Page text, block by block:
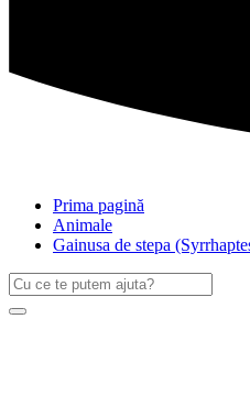
Prima pagină
Animale
Gainusa de stepa
Caută
după:
Search